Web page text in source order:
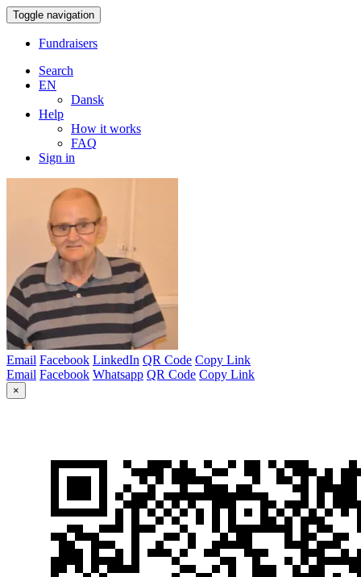
Toggle navigation
Fundraisers
Search
EN
Dansk
Help
How it works
FAQ
Sign in
Email Facebook LinkedIn QR Code Copy Link
Email Facebook Whatsapp QR Code Copy Link
×